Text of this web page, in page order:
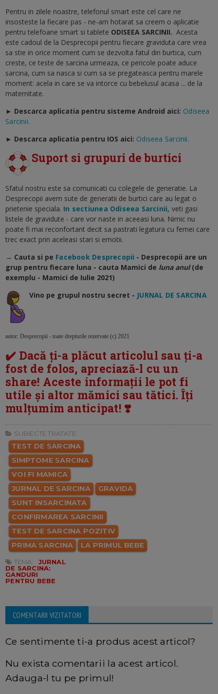
Pentru in zilele noastre, telefonul smart este cel care ne
insosteste la fiecare pas - ne-am hotarat sa creem o aplicatie
pentru telefoane smart si tablete ODISEEA SARCINII. Acesta
este cadoul de la Desprecopii pentru fiecare graviduta care vrea
sa stie in orice moment cum se dezvolta fatul din burtica, cum
creste, ce teste de sarcina urmeaza, ce pericole poate aduce
sarcina, cum sa nasca si cum sa se pregateasca pentru marele
moment: acela in care se va intorce cu bebelusul acasa ... de la
maternitate.
► Descarca aplicatia pentru sisteme Android aici: Odiseea
Sarcinii.
► Descarca aplicatia pentru IOS aici: Odiseea Sarcinii.
Suport si grupuri de burtici
Sfatul nostru este sa comunicati cu colegele de generatie. La
Desprecopii avem sute de generatii de burtici care au legat o
prietenie speciala. In sectiunea Odiseea Sarcinii, veti gasi
listele de gravidute - care vor naste in aceeasi luna. Nimic nu
poate fi mai reconfortant decit sa pastrati legatura cu femei care
trec exact prin aceleasi stari si emotii.
→ Cauta si pe Facebook Desprecopii - Desprecopii are un
grup pentru fiecare luna - cauta Mamici de luna anul (de
exemplu - Mamici de Iulie 2021)
Vino pe grupul nostru secret - JURNAL DE SARCINA
autor: Desprecopii - toate drepturile rezervate (c) 2021
✔️ Dacă ți-a plăcut articolul sau ți-a
fost de folos, apreciază-l cu un
share! Aceste informații le pot fi
utile și altor mămici sau tătici. Îți
mulțumim anticipat! ❣️
SUBIECTE TRATATE:
TEST DE SARCINA
SIMPTOME SARCINA
VOI FI MAMICA
JURNAL DE SARCINA
GRAVIDA
SUNT INSARCINATA
CONFIRMAREA SARCINII
TEST DE SARCINA POZITIV
PRIMA SARCINA
LA PRIMUL BEBE
TEMA:
JURNAL
DE SARCINA:
GANDURI
PENTRU BEBE
COMENTARII VIZITATORI
Ce sentimente ti-a produs acest articol?
Nu exista comentarii la acest articol.
Adauga-l tu pe primul!